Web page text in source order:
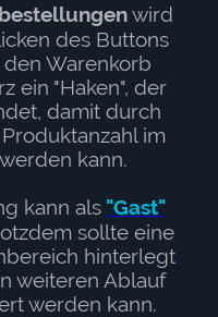
wird
des Buttons
Warenkorb
ein "Haken", der
damit durch
im
kann.
kann als "Gast"
sollte eine
hinterlegt
weiteren Ablauf
werden kann.